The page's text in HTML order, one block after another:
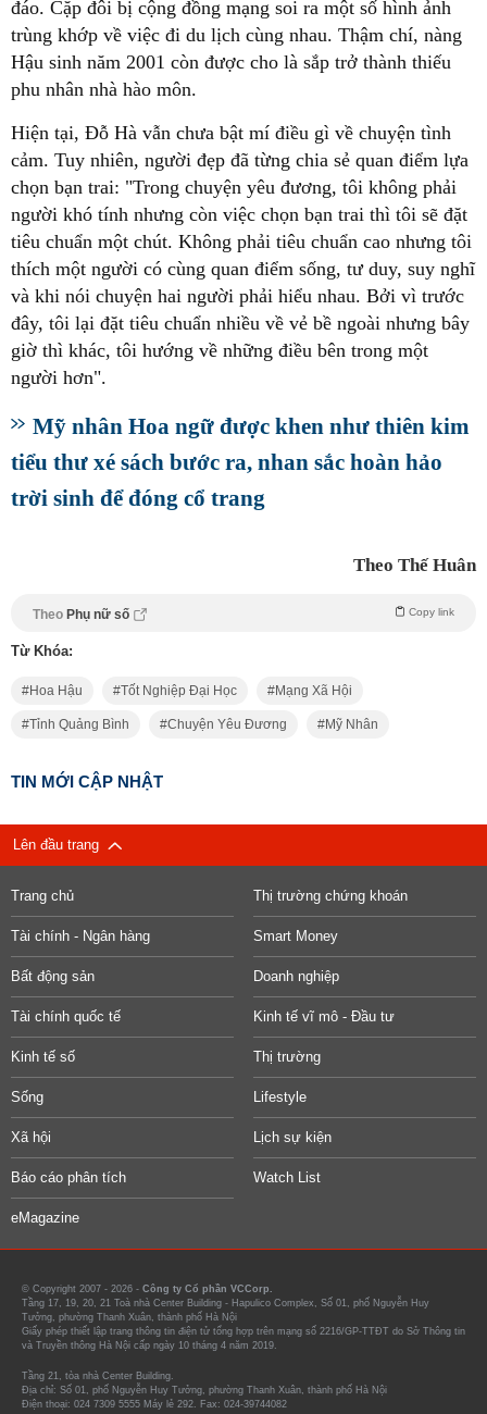
đáo. Cặp đôi bị cộng đồng mạng soi ra một số hình ảnh
trùng khớp về việc đi du lịch cùng nhau. Thậm chí, nàng
Hậu sinh năm 2001 còn được cho là sắp trở thành thiếu
phu nhân nhà hào môn.
Hiện tại, Đỗ Hà vẫn chưa bật mí điều gì về chuyện tình
cảm. Tuy nhiên, người đẹp đã từng chia sẻ quan điểm lựa
chọn bạn trai: "Trong chuyện yêu đương, tôi không phải
người khó tính nhưng còn việc chọn bạn trai thì tôi sẽ đặt
tiêu chuẩn một chút. Không phải tiêu chuẩn cao nhưng tôi
thích một người có cùng quan điểm sống, tư duy, suy nghĩ
và khi nói chuyện hai người phải hiểu nhau. Bởi vì trước
đây, tôi lại đặt tiêu chuẩn nhiều về vẻ bề ngoài nhưng bây
giờ thì khác, tôi hướng về những điều bên trong một
người hơn".
Mỹ nhân Hoa ngữ được khen như thiên kim
tiểu thư xé sách bước ra, nhan sắc hoàn hảo
trời sinh để đóng cổ trang
Theo Thế Huân
Theo Phụ nữ số Copy link
Từ Khóa:
Hoa Hậu Tốt Nghiệp Đại Học Mạng Xã Hội
Tỉnh Quảng Bình Chuyện Yêu Đương Mỹ Nhân
TIN MỚI CẬP NHẬT
Lên đầu trang
Trang chủ Thị trường chứng khoán
Tài chính - Ngân hàng Smart Money
Bất động sản Doanh nghiệp
Tài chính quốc tế Kinh tế vĩ mô - Đầu tư
Kinh tế số Thị trường
Sống Lifestyle
Xã hội Lịch sự kiện
Báo cáo phân tích Watch List
eMagazine
© Copyright 2007 - 2026 - Công ty Cổ phần VCCorp.
Tầng 17, 19, 20, 21 Toà nhà Center Building - Hapulico Complex, Số 01, phố Nguyễn Huy
Tưởng, phường Thanh Xuân, thành phố Hà Nội
Giấy phép thiết lập trang thông tin điện tử tổng hợp trên mạng số 2216/GP-TTĐT do Sở Thông tin
và Truyền thông Hà Nội cấp ngày 10 tháng 4 năm 2019.
Tầng 21, tòa nhà Center Building.
Địa chỉ: Số 01, phố Nguyễn Huy Tưởng, phường Thanh Xuân, thành phố Hà Nội
Điện thoại: 024 7309 5555 Máy lẻ 292. Fax: 024-39744082